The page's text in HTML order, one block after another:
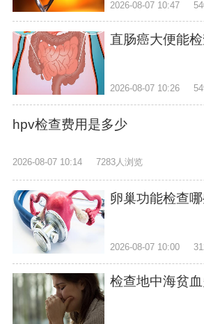
2026-08-07 10:47
直肠癌大便能
2026-08-07 10:26
hpv检查费用是多少
2026-08-07 10:14 7283人浏览
卵巢功能检查
2026-08-07 10:00
检查地中海贫